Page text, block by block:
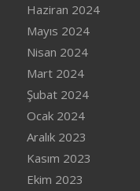
Haziran 2024
Mayıs 2024
Nisan 2024
Mart 2024
Şubat 2024
Ocak 2024
Aralık 2023
Kasım 2023
Ekim 2023